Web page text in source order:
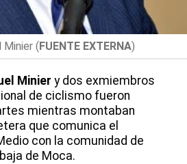
Minier (FUENTE EXTERNA)
Minier y dos exmiembros
de ciclismo fueron
mientras montaban
que comunica el
con la comunidad de
de Moca.